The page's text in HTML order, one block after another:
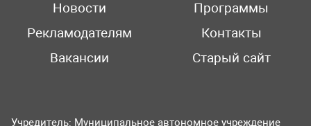
Новости
Программы
Рекламодателям
Контакты
Вакансии
Старый сайт
Учредитель: Муниципальное автономное учреждение